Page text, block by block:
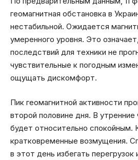
геомагнитная обстановка в
нестабильной. Ожидается
умеренного уровня. Это
последствий для техники не
чувствительные к погодным
ощущать дискомфорт.
Пик геомагнитной активности
второй половине дня. В утренние
будет относительно спокойным.
кратковременные возмущения.
в этот день избегать перегрузок